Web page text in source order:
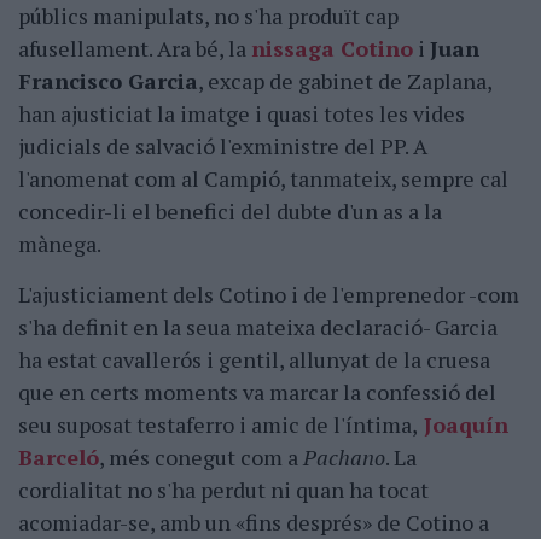
públics manipulats, no s'ha produït cap
afusellament. Ara bé, la nissaga Cotino i Juan
Francisco Garcia, excap de gabinet de Zaplana,
han ajusticiat la imatge i quasi totes les vides
judicials de salvació l'exministre del PP. A
l'anomenat com al Campió, tanmateix, sempre cal
concedir-li el benefici del dubte d'un as a la
mànega.
L'ajusticiament dels Cotino i de l'emprenedor -com
s'ha definit en la seua mateixa declaració- Garcia
ha estat cavallerós i gentil, allunyat de la cruesa
que en certs moments va marcar la confessió del
seu suposat testaferro i amic de l'íntima, Joaquín
Barceló, més conegut com aPachano. La
cordialitat no s'ha perdut ni quan ha tocat
acomiadar-se, amb un «fins després» de Cotino a